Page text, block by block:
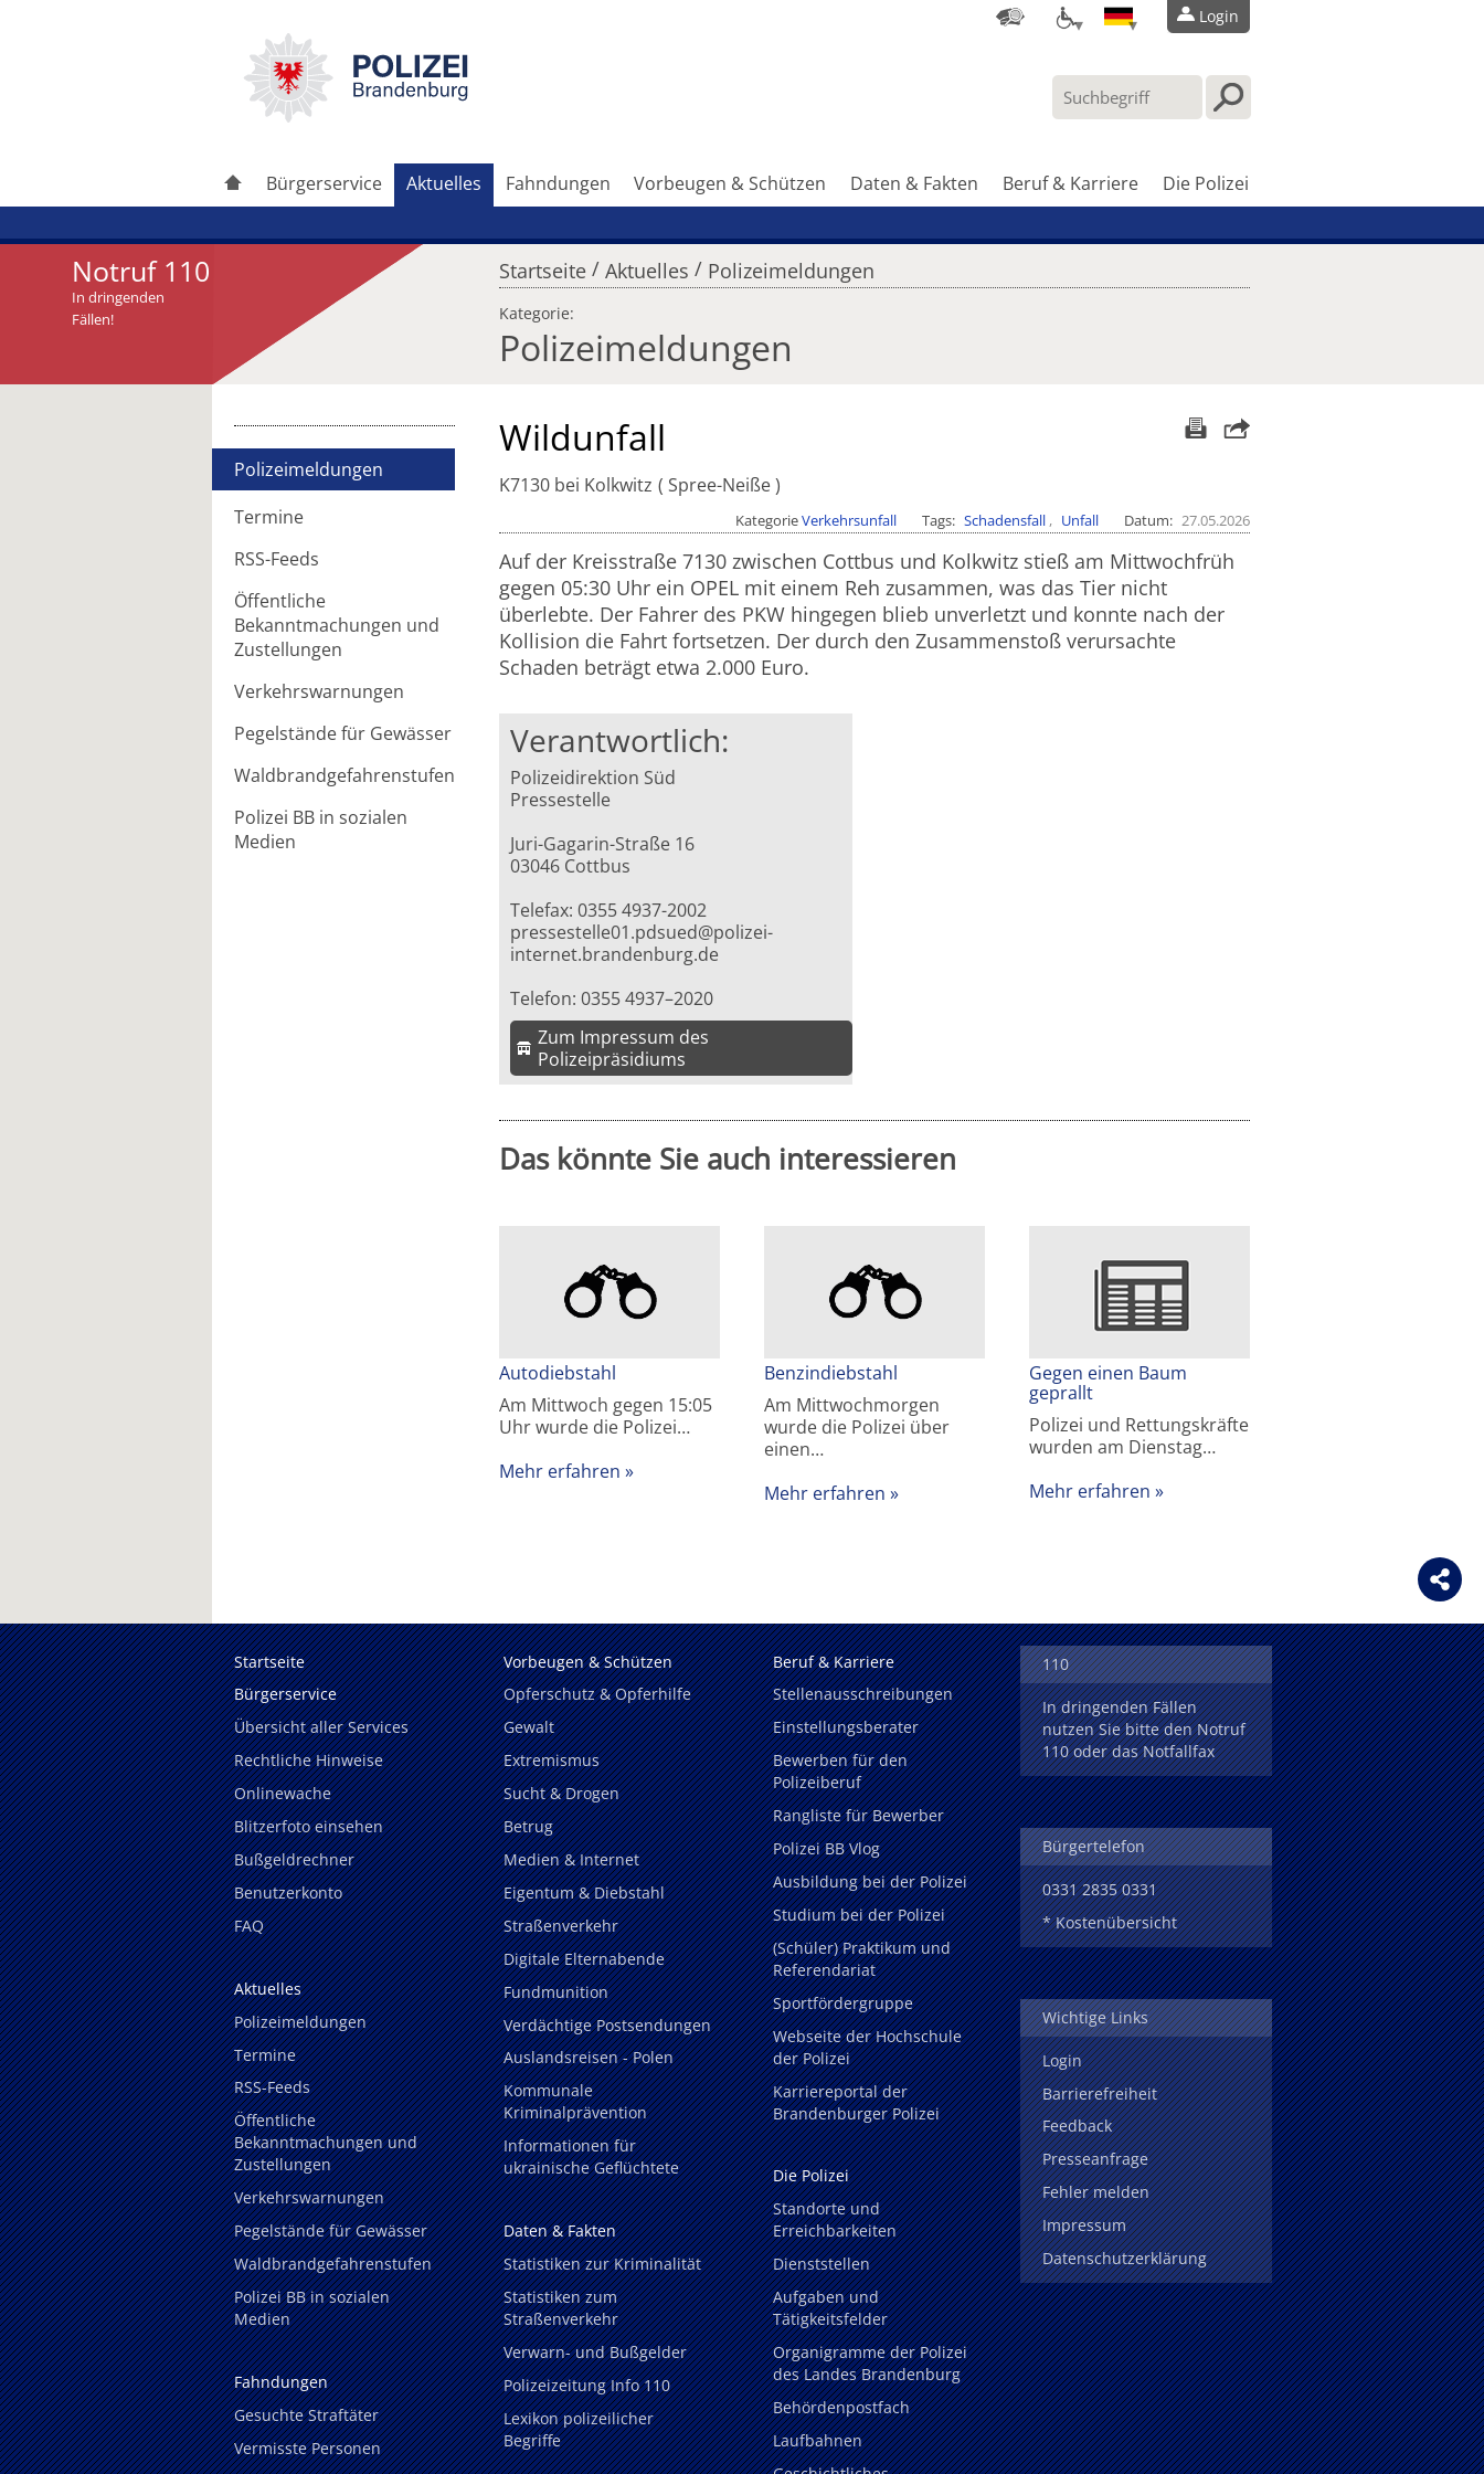
Login
Bürgerservice Aktuelles Fahndungen Vorbeugen & Schützen Daten & Fakten Beruf & Karriere Die Polizei
Notruf 110
In dringenden
Fällen!
Startseite / Aktuelles / Polizeimeldungen
Kategorie:
Polizeimeldungen
Polizeimeldungen
Termine
RSS-Feeds
Öffentliche
Bekanntmachungen und
Zustellungen
Verkehrswarnungen
Pegelstände für Gewässer
Waldbrandgefahrenstufen
Polizei BB in sozialen
Medien
Artikel weiterleiten Wildunfall
K7130 bei Kolkwitz Spree-Neiße
KategorieVerkehrsunfall Tags Schadensfall Unfall Datum 27.05.2026
Auf der Kreisstraße 7130 zwischen Cottbus und Kolkwitz stieß am Mittwochfrüh
gegen 05:30 Uhr ein OPEL mit einem Reh zusammen, was das Tier nicht
überlebte. Der Fahrer des PKW hingegen blieb unverletzt und konnte nach der
Kollision die Fahrt fortsetzen. Der durch den Zusammenstoß verursachte
Schaden beträgt etwa 2.000 Euro.
Verantwortlich:
Polizeidirektion Süd
Pressestelle
Juri-Gagarin-Straße 16
03046 Cottbus
Telefax: 0355 4937-2002
pressestelle01.pdsued@polizei-
internet.brandenburg.de
Telefon: 0355 4937–2020
Zum Impressum des
Polizeipräsidiums
Das könnte Sie auch interessieren
Autodiebstahl
Am Mittwoch gegen 15:05
Uhr wurde die Polizei…
Mehr erfahren
Benzindiebstahl
Am Mittwochmorgen
wurde die Polizei über
einen…
Mehr erfahren
Gegen einen Baum
geprallt
Polizei und Rettungskräfte
wurden am Dienstag…
Mehr erfahren
Startseite
Bürgerservice
Übersicht aller Services
Rechtliche Hinweise
Onlinewache
Blitzerfoto einsehen
Bußgeldrechner
Benutzerkonto
FAQ
Aktuelles
Polizeimeldungen
Termine
RSS-Feeds
Öffentliche
Bekanntmachungen und
Zustellungen
Verkehrswarnungen
Pegelstände für Gewässer
Waldbrandgefahrenstufen
Polizei BB in sozialen
Medien
Fahndungen
Gesuchte Straftäter
Vermisste Personen
Vorbeugen & Schützen
Opferschutz & Opferhilfe
Gewalt
Extremismus
Sucht & Drogen
Betrug
Medien & Internet
Eigentum & Diebstahl
Straßenverkehr
Digitale Elternabende
Fundmunition
Verdächtige Postsendungen
Auslandsreisen - Polen
Kommunale
Kriminalprävention
Informationen für
ukrainische Geflüchtete
Daten & Fakten
Statistiken zur Kriminalität
Statistiken zum
Straßenverkehr
Verwarn- und Bußgelder
Polizeizeitung Info 110
Lexikon polizeilicher
Begriffe
Beruf & Karriere
Stellenausschreibungen
Einstellungsberater
Bewerben für den
Polizeiberuf
Rangliste für Bewerber
Polizei BB Vlog
Ausbildung bei der Polizei
Studium bei der Polizei
(Schüler) Praktikum und
Referendariat
Sportfördergruppe
Webseite der Hochschule
der Polizei
Karriereportal der
Brandenburger Polizei
Die Polizei
Standorte und
Erreichbarkeiten
Dienststellen
Aufgaben und
Tätigkeitsfelder
Organigramme der Polizei
des Landes Brandenburg
Behördenpostfach
Laufbahnen
110
In dringenden Fällen
nutzen Sie bitte den Notruf
110 oder das Notfallfax
Bürgertelefon
0331 2835 0331
* Kostenübersicht
Wichtige Links
Login
Barrierefreiheit
Feedback
Presseanfrage
Fehler melden
Impressum
Datenschutzerklärung